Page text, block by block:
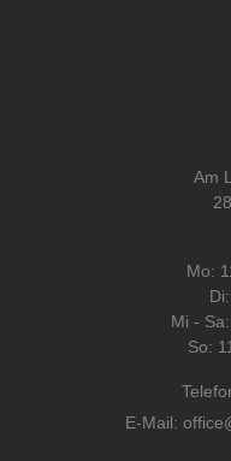
Am
Mo:
Mi -
So:
E-Mail: